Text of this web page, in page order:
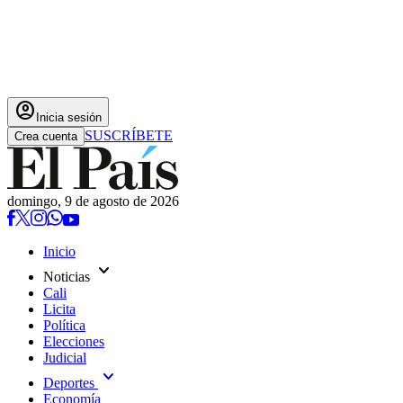
account_circle Inicia sesión
Crea cuenta SUSCRÍBETE
domingo, 9 de agosto de 2026
Inicio
Noticias expand_more
Cali
Licita
Política
Elecciones
Judicial
Deportes expand_more
Economía